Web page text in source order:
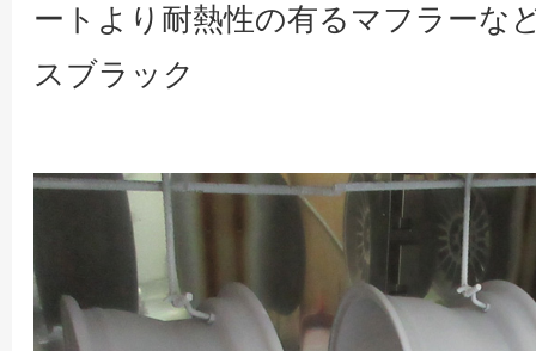
ートより耐熱性の有るマフラーな
スブラック